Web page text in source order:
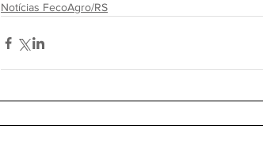
Notícias FecoAgro/RS